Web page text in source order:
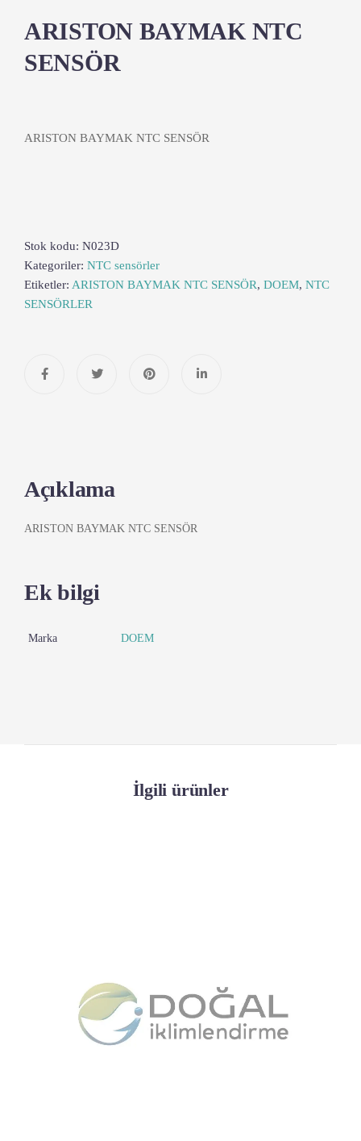
ARISTON BAYMAK NTC
SENSÖR
ARISTON BAYMAK NTC SENSÖR
Stok kodu: N023D
Kategoriler: NTC sensörler
Etiketler: ARISTON BAYMAK NTC SENSÖR, DOEM, NTC
SENSÖRLER
Açıklama
ARISTON BAYMAK NTC SENSÖR
Ek bilgi
Marka DOEM
İlgili ürünler